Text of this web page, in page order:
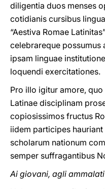
diligentia duos menses
cotidianis cursibus
“Aestiva Romae
celebrareque possumus
ipsam linguae
loquendi exercitationes.
Pro illo igitur amore,
Latinae disciplinam
copiosissimos fructus
iidem participes
scholarum nationum
semper suffragantibus
Ai giovani, agli